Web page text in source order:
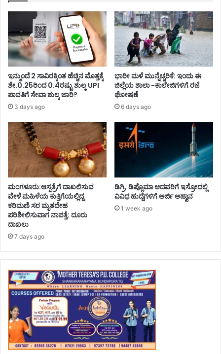
ಇನ್ಮುಂದೆ 2 ಸಾವಿರಕ್ಕಿಂತ ಹೆಚ್ಚಿನ ಮೊತ್ತಕ್ಕೆ
ಶೇ.0.25ರಿಂದ 0.4ರಷ್ಟು ಶುಲ್ಕ UPI
ಪಾವತಿಗೆ ಸೇವಾ ಶುಲ್ಕ ಜಾರಿ?
3 days ago
ಭಾರೀ ಮಳೆ ಮುನ್ನೆಚ್ಚರಿಕೆ: ಇಂದು ಈ
ಜಿಲ್ಲೆಯ ಶಾಲಾ -ಕಾಲೇಜಿಗಳಿಗೆ ರಜೆ
ಘೋಷಣೆ
6 days ago
ಮಂಗಳೂರು:ಆಸ್ಪತ್ರೆಗೆ ದಾಖಲಿಸುವ
ವೇಳೆ ಮಹಿಳೆಯ ಕುತ್ತಿಗೆಯಲ್ಲಿದ್ದ
ಕರಿಮಣಿ ಸರ ಮೃತದೇಹ
ಪರಿಶೀಲಿಸುವಾಗ ನಾಪತ್ತೆ: ದೂರು
ದಾಖಲು
7 days ago
ಡಿಗ್ರಿ, ಡಿಪ್ಲೊಮಾ ಆದವರಿಗೆ ಇಸ್ರೋದಲ್ಲಿ
ವಿವಿಧ ಹುದ್ದೆಗಳಿಗೆ ಅರ್ಜಿ ಆಹ್ವಾನ
1 week ago